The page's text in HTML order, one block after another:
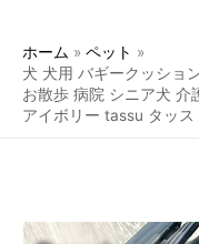
ホーム
ペット
犬 犬用 バギークッショ
お散歩 病院 シニア犬 介
アイボリー tassu タッ